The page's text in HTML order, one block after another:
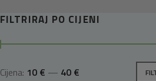
FILTRIRAJ PO CIJENI
Cijena: 10 € — 40 €